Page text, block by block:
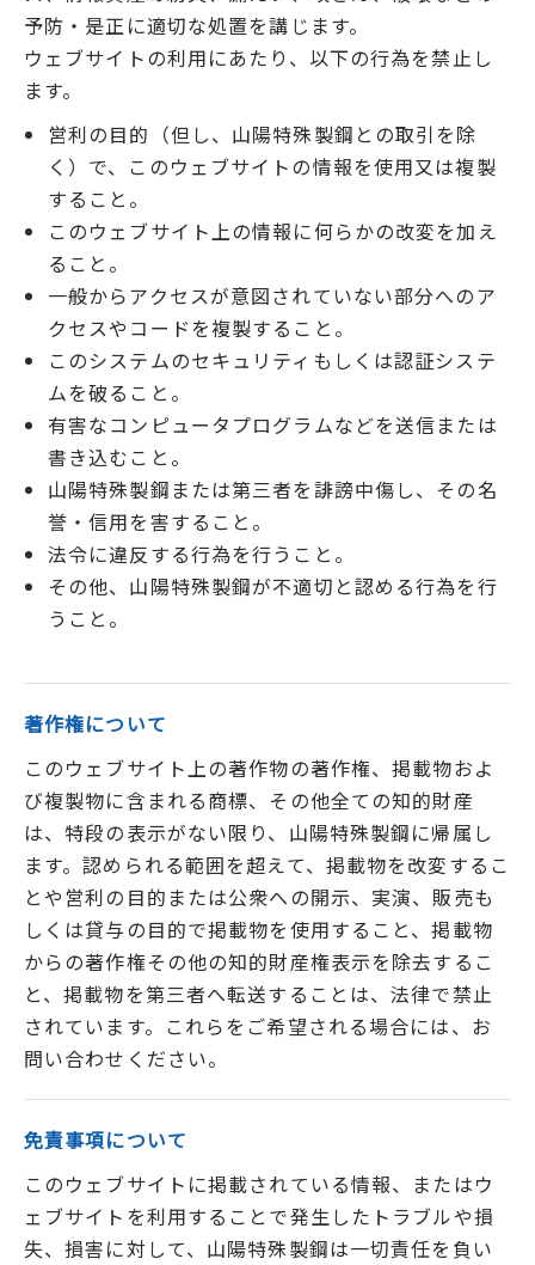
予防・是正に適切な処置を講じます。
ウェブサイトの利用にあたり、以下の行為を禁止し
ます。
営利の目的（但し、山陽特殊製鋼との取引を除
く）で、このウェブサイトの情報を使用又は複製
すること。
このウェブサイト上の情報に何らかの改変を加え
ること。
一般からアクセスが意図されていない部分へのア
クセスやコードを複製すること。
このシステムのセキュリティもしくは認証システ
ムを破ること。
有害なコンピュータプログラムなどを送信または
書き込むこと。
山陽特殊製鋼または第三者を誹謗中傷し、その名
誉・信用を害すること。
法令に違反する行為を行うこと。
その他、山陽特殊製鋼が不適切と認める行為を行
うこと。
著作権について
このウェブサイト上の著作物の著作権、掲載物およ
び複製物に含まれる商標、その他全ての知的財産
は、特段の表示がない限り、山陽特殊製鋼に帰属し
ます。認められる範囲を超えて、掲載物を改変するこ
とや営利の目的または公衆への開示、実演、販売も
しくは貸与の目的で掲載物を使用すること、掲載物
からの著作権その他の知的財産権表示を除去するこ
と、掲載物を第三者へ転送することは、法律で禁止
されています。これらをご希望される場合には、お
問い合わせください。
免責事項について
このウェブサイトに掲載されている情報、またはウ
ェブサイトを利用することで発生したトラブルや損
失、損害に対して、山陽特殊製鋼は一切責任を負い